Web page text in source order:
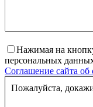
Нажимая на
персональных
Соглашение сайта
Пожалуйста,